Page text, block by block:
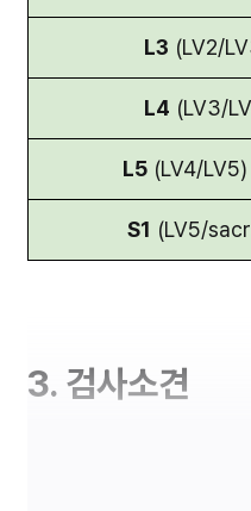
L3 (LV2/
L4 (LV3/
L5 (LV4/LV5)
S1 (LV5/
3. 검사소견